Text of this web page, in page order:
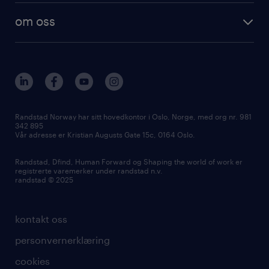
om oss
presse
våre kontorer
kontakt oss
personvernerklæring
cookies
Randstad Norway har sitt hovedkontor i Oslo, Norge, med org nr. 981
342 895
Vår adresse er Kristian Augusts Gate 15c, 0164 Oslo.
Randstad, Dfind, Human Forward og Shaping the world of work er
registrerte varemerker under randstad n.v.
randstad © 2025